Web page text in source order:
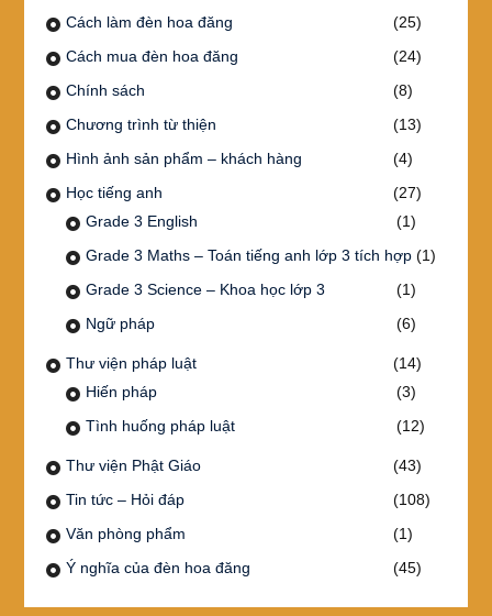
Cách làm đèn hoa đăng
(25)
Cách mua đèn hoa đăng
(24)
Chính sách
(8)
Chương trình từ thiện
(13)
Hình ảnh sản phẩm – khách hàng
(4)
Học tiếng anh
(27)
Grade 3 English
(1)
Grade 3 Maths – Toán tiếng anh lớp 3 tích hợp(1)
Grade 3 Science – Khoa học lớp 3
(1)
Ngữ pháp
(6)
Thư viện pháp luật
(14)
Hiến pháp
(3)
Tình huống pháp luật
(12)
Thư viện Phật Giáo
(43)
Tin tức – Hỏi đáp
(108)
Văn phòng phẩm
(1)
Ý nghĩa của đèn hoa đăng
(45)